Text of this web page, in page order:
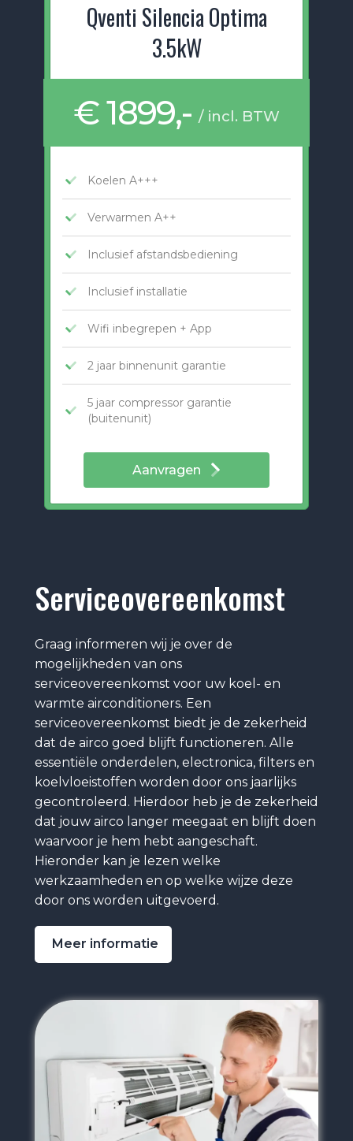
Qventi Silencia Optima
3.5kW
€ 1899,-/ incl. BTW
Koelen A+++
Verwarmen A++
Inclusief afstandsbediening
Inclusief installatie
Wifi inbegrepen + App
2 jaar binnenunit garantie
5 jaar compressor garantie
(buitenunit)
Aanvragen
Serviceovereenkomst
Graag informeren wij je over de
mogelijkheden van ons
serviceovereenkomst voor uw koel- en
warmte airconditioners. Een
serviceovereenkomst biedt je de zekerheid
dat de airco goed blijft functioneren. Alle
essentiële onderdelen, electronica, filters en
koelvloeistoffen worden door ons jaarlijks
gecontroleerd. Hierdoor heb je de zekerheid
dat jouw airco langer meegaat en blijft doen
waarvoor je hem hebt aangeschaft.
Hieronder kan je lezen welke
werkzaamheden en op welke wijze deze
door ons worden uitgevoerd.
Meer informatie